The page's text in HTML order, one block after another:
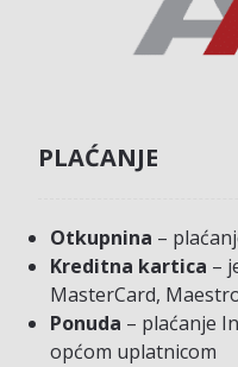
PLAĆANJE
Otkupnina –
Kreditna kartica –
MasterCard,
Ponuda – plaćanje
općom uplatnicom